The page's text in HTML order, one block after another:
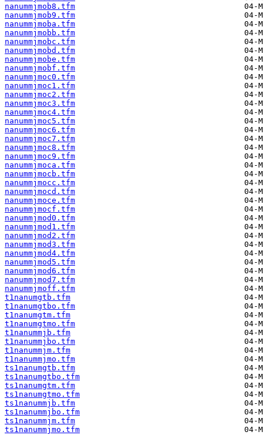
nanummjmob8.tfm
nanummjmob9.tfm
nanummjmoba.tfm
nanummjmobb.tfm
nanummjmobc.tfm
nanummjmobd.tfm
nanummjmobe.tfm
nanummjmobf.tfm
nanummjmoc0.tfm
nanummjmoc1.tfm
nanummjmoc2.tfm
nanummjmoc3.tfm
nanummjmoc4.tfm
nanummjmoc5.tfm
nanummjmoc6.tfm
nanummjmoc7.tfm
nanummjmoc8.tfm
nanummjmoc9.tfm
nanummjmoca.tfm
nanummjmocb.tfm
nanummjmocc.tfm
nanummjmocd.tfm
nanummjmoce.tfm
nanummjmocf.tfm
nanummjmod0.tfm
nanummjmod1.tfm
nanummjmod2.tfm
nanummjmod3.tfm
nanummjmod4.tfm
nanummjmod5.tfm
nanummjmod6.tfm
nanummjmod7.tfm
nanummjmoff.tfm
t1nanumgtb.tfm
t1nanumgtbo.tfm
t1nanumgtm.tfm
t1nanumgtmo.tfm
t1nanummjb.tfm
t1nanummjbo.tfm
t1nanummjm.tfm
t1nanummjmo.tfm
ts1nanumgtb.tfm
ts1nanumgtbo.tfm
ts1nanumgtm.tfm
ts1nanumgtmo.tfm
ts1nanummjb.tfm
ts1nanummjbo.tfm
ts1nanummjm.tfm
ts1nanummjmo.tfm